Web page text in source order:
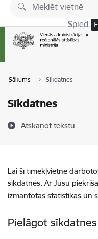
Pāriet uz lapas saturu
Spied
Sākums Sīkdatnes
Sīkdatnes
Atskaņot tekstu
Lai šī tīmekļvietne
sīkdatnes. Ar Jūsu
izmantotas statistikas un
Pielāgot sīkdatnes